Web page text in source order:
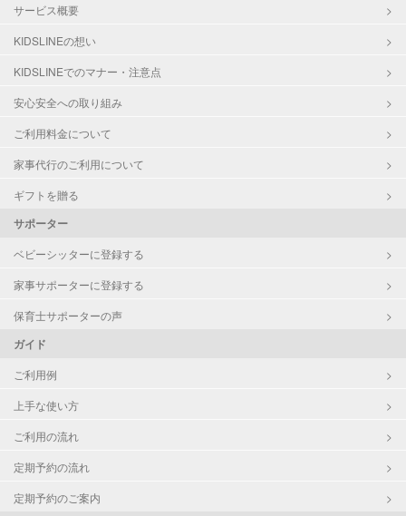
サービス概要
KIDSLINEの想い
KIDSLINEでのマナー・注意点
安心安全への取り組み
ご利用料金について
家事代行のご利用について
ギフトを贈る
サポーター
ベビーシッターに登録する
家事サポーターに登録する
保育士サポーターの声
ガイド
ご利用例
上手な使い方
ご利用の流れ
定期予約の流れ
定期予約のご案内